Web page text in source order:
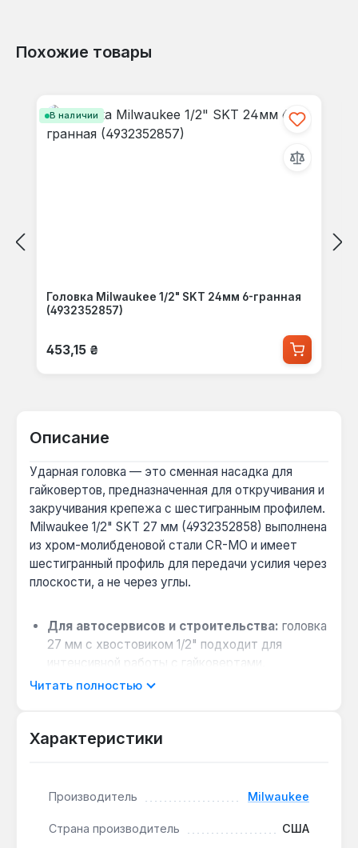
Похожие товары
В наличии
Головка Milwaukee 1/2" SKT 24мм 6-гранная
(4932352857)
Обычная цена:
453,15 ₴
Описание
Ударная головка — это сменная насадка для
гайковертов, предназначенная для откручивания и
закручивания крепежа с шестигранным профилем.
Milwaukee 1/2" SKT 27 мм (4932352858) выполнена
из хром-молибденовой стали CR-MO и имеет
шестигранный профиль для передачи усилия через
плоскости, а не через углы.
Для автосервисов и строительства: головка
27 мм с хвостовиком 1/2" подходит для
интенсивной работы с гайковертами,
выдерживая высокие динамические нагрузки и
длина 78 мм и внешний диаметр 37.8 мм
ремонте подвески автомобиля.
лазерной гравировкой, что предотвращает
Читать полностью
Характеристики
Производитель Milwaukee
Страна производитель США